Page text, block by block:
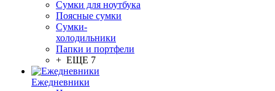
Сумки для ноутбука
Поясные сумки
Сумки-
холодильники
Папки и портфели
+ ЕЩЕ 7
Ежедневники